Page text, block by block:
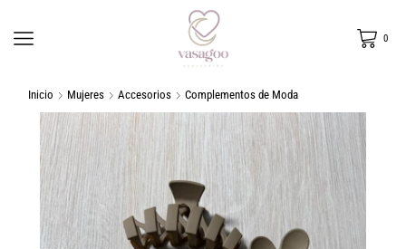
0
Inicio Mujeres Accesorios Complementos de Moda